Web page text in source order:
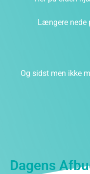
Længere nede
Og sidst men ikke
Dagens